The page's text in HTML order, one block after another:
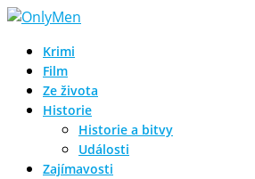
Krimi
Film
Ze života
Historie
Historie a bitvy
Události
Zajímavosti